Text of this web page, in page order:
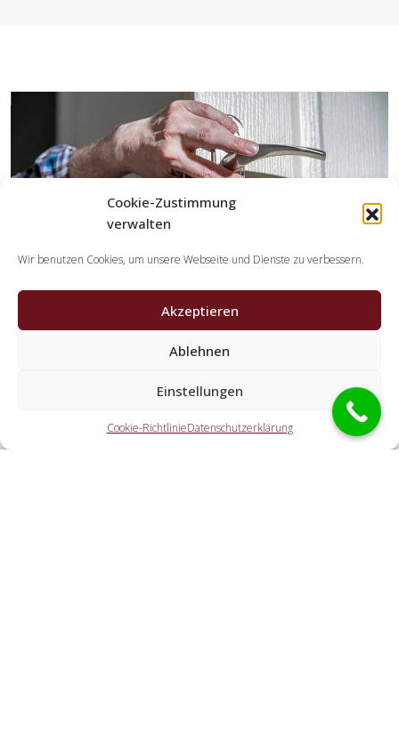
Cookie-Zustimmung
verwalten
Wir benutzen Cookies, um unsere Webseite und Dienste zu verbessern.
Akzeptieren
Ablehnen
Einstellungen
Cookie-RichtlinieDatenschutzerklärung
Schlüsseldienst Spezialisten?
Die Partner übernehmen alle Leistungen, welche Sie von